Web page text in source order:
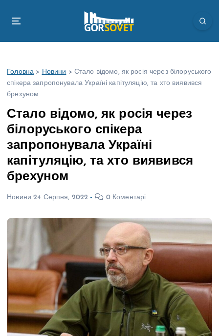
Головна > Новини > Стало відомо, як росія через білоруського
спікера запропонувала Україні капітуляцію, та хто виявився
брехуном
Стало відомо, як росія через
білоруського спікера
запропонувала Україні
капітуляцію, та хто виявився
брехуном
Новини 24 Серпня, 2022 0 Коментарі